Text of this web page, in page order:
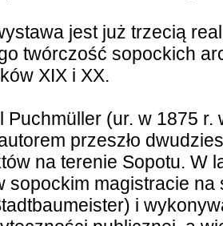
jest już trzecią
twórczość sopockich
XIX i XX.
Puchmüller (ur. w 1875 r.
przeszło
na terenie Sopotu. W
sopockim magistracie
i